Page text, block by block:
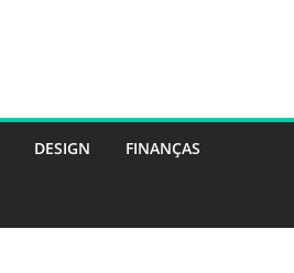
DESIGN FINANÇAS